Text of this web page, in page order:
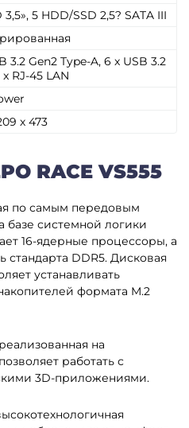
5 HDD/SSD 2,5? SATA III
3.2 Gen2 Type-A, 6 x USB 3.2
x RJ-45 LAN
х 473
RACE VS555
по самым передовым
базе системной логики
16-ядерные процессоры, а
DDR5. Дисковая
устанавливать
формата M.2
на
работать с
3D-приложениями.